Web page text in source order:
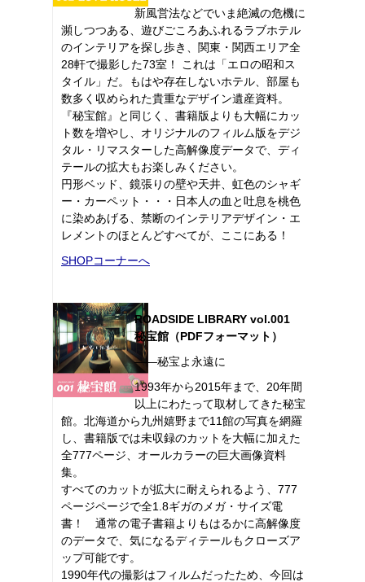
新風営法などでいま絶滅の危機に
瀕しつつある、遊びごころあふれるラブホテル
のインテリアを探し歩き、関東・関西エリア全
28軒で撮影した73室！ これは「エロの昭和ス
タイル」だ。もはや存在しないホテル、部屋も
数多く収められた貴重なデザイン遺産資料。
『秘宝館』と同じく、書籍版よりも大幅にカッ
ト数を増やし、オリジナルのフィルム版をデジ
タル・リマスターした高解像度データで、ディ
テールの拡大もお楽しみください。
円形ベッド、鏡張りの壁や天井、虹色のシャギ
ー・カーペット・・・日本人の血と吐息を桃色
に染めあげる、禁断のインテリアデザイン・エ
レメントのほとんどすべてが、ここにある！
SHOPコーナーへ
ROADSIDE LIBRARY vol.001
秘宝館（PDFフォーマット）
――秘宝よ永遠に
1993年から2015年まで、20年間
以上にわたって取材してきた秘宝
館。北海道から九州嬉野まで11館の写真を網羅
し、書籍版では未収録のカットを大幅に加えた
全777ページ、オールカラーの巨大画像資料
集。
すべてのカットが拡大に耐えられるよう、777
ページページで全1.8ギガのメガ・サイズ電
書！ 通常の電子書籍よりもはるかに高解像度
のデータで、気になるディテールもクローズア
ップ可能です。
1990年代の撮影はフィルムだったため、今回は